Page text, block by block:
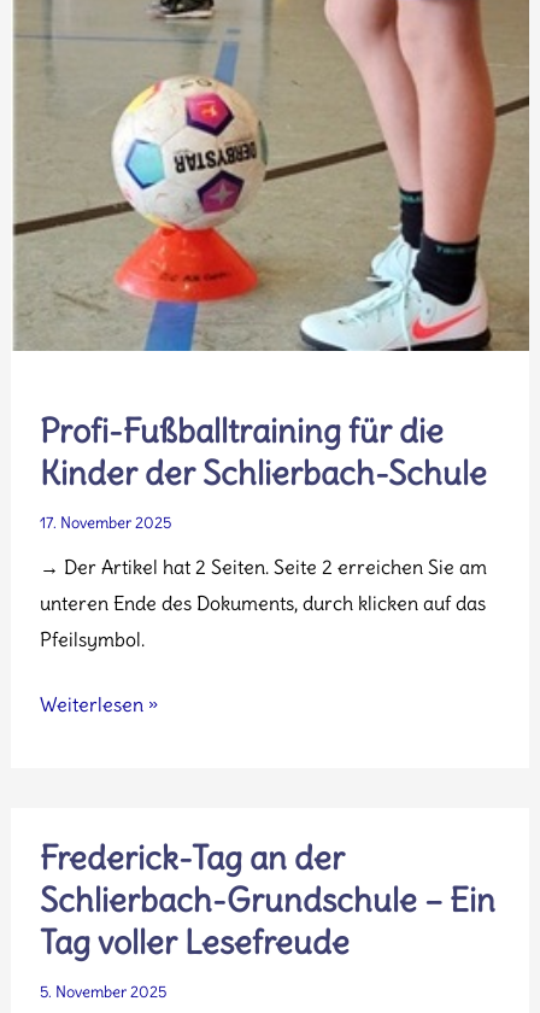
Grundschule
Profi-Fußballtraining für die
Kinder der Schlierbach-Schule
17. November 2025
→ Der Artikel hat 2 Seiten. Seite 2 erreichen Sie am
unteren Ende des Dokuments, durch klicken auf das
Pfeilsymbol.
Profi-
Kinder
der
Schlierbach-
Schule
Weiterlesen »
Frederick-Tag an der
Schlierbach-Grundschule – Ein
Tag voller Lesefreude
5. November 2025